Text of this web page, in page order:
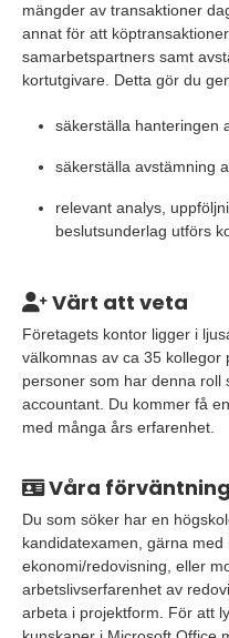
mängder av transaktioner
annat för att
samarbetspartners samt
kortutgivare. Detta gör du
säkerställa hanteringen
säkerställa avstämning
relevant analys,
beslutsunderlag utförs
Värt att veta
Företagets kontor ligger i
välkomnas av ca 35 kollegor
personer som har denna roll
accountant. Du kommer få
med många års erfarenhet.
Våra
Du som söker har en
kandidatexamen, gärna med
ekonomi/redovisning, eller
arbetslivserfarenhet av
arbeta i projektform. För att